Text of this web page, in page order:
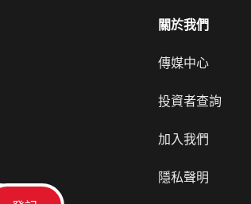
關於我們
傳媒中心
投資者查詢
加入我們
隱私聲明